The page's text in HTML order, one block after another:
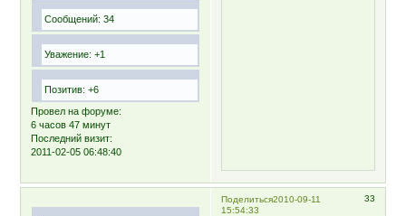
Сообщений: 34
Уважение: +1
Позитив: +6
Провел на форуме:
6 часов 47 минут
Последний визит:
2011-02-05 06:48:40
Поделиться 33
2010-09-11
15:54:33